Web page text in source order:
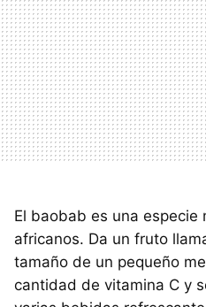
El baobab es una especie
africanos. Da un fruto
tamaño de un pequeño
cantidad de vitamina C y